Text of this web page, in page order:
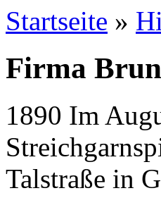
Startseite »
Firma
1890 Im
Talstraße in